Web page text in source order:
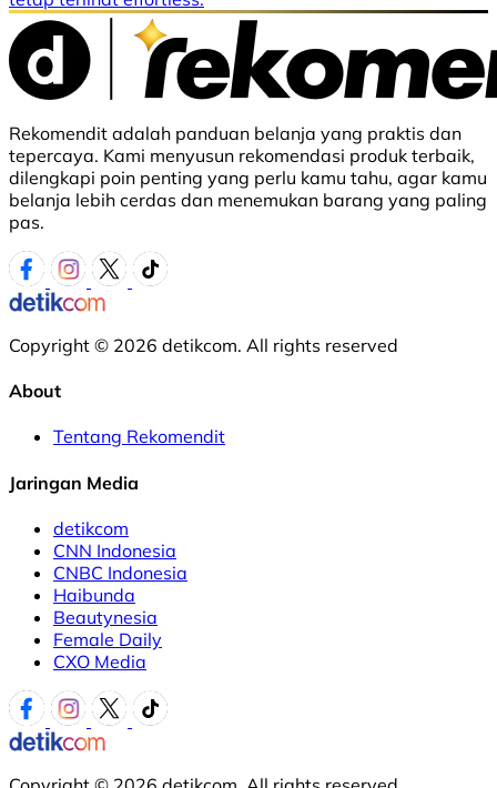
Rekomendit adalah panduan belanja yang praktis dan
tepercaya. Kami menyusun rekomendasi produk terbaik,
dilengkapi poin penting yang perlu kamu tahu, agar kamu
belanja lebih cerdas dan menemukan barang yang paling
pas.
Copyright © 2026 detikcom. All rights reserved
About
Tentang Rekomendit
Jaringan Media
detikcom
CNN Indonesia
CNBC Indonesia
Haibunda
Beautynesia
Female Daily
CXO Media